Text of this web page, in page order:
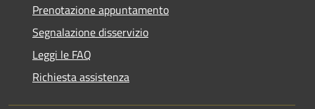
Prenotazione appuntamento
Segnalazione disservizio
Leggi le FAQ
Richiesta assistenza